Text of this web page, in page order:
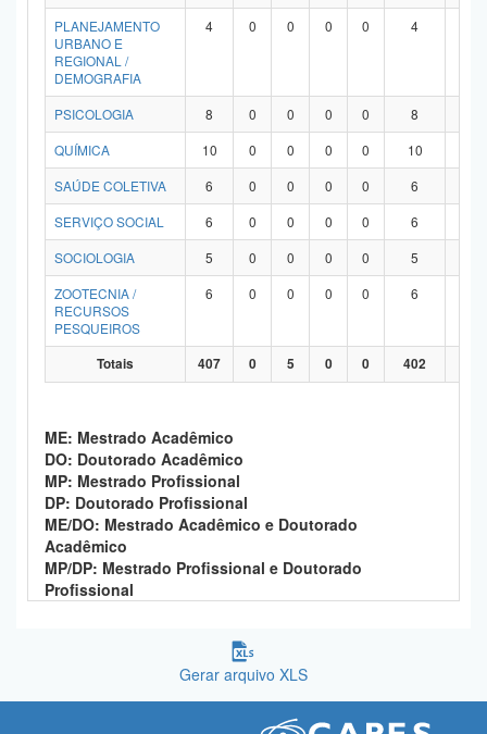
PLANEJAMENTO
URBANO E
REGIONAL /
DEMOGRAFIA
4 0 0 0 0 4
PSICOLOGIA 8 0 0 0 0 8
QUÍMICA
10 0 0 0 0 10
SAÚDE COLETIVA
6 0 0 0 0 6
SERVIÇO SOCIAL
6 0 0 0 0 6
SOCIOLOGIA
5 0 0 0 0 5
ZOOTECNIA /
RECURSOS
PESQUEIROS
6 0 0 0 0 6
Totais 407 0 5 0 0 402
ME: Mestrado Acadêmico
DO: Doutorado Acadêmico
MP: Mestrado Profissional
DP: Doutorado Profissional
ME/DO: Mestrado Acadêmico e Doutorado
Acadêmico
MP/DP: Mestrado Profissional e Doutorado
Profissional
Gerar arquivo XLS